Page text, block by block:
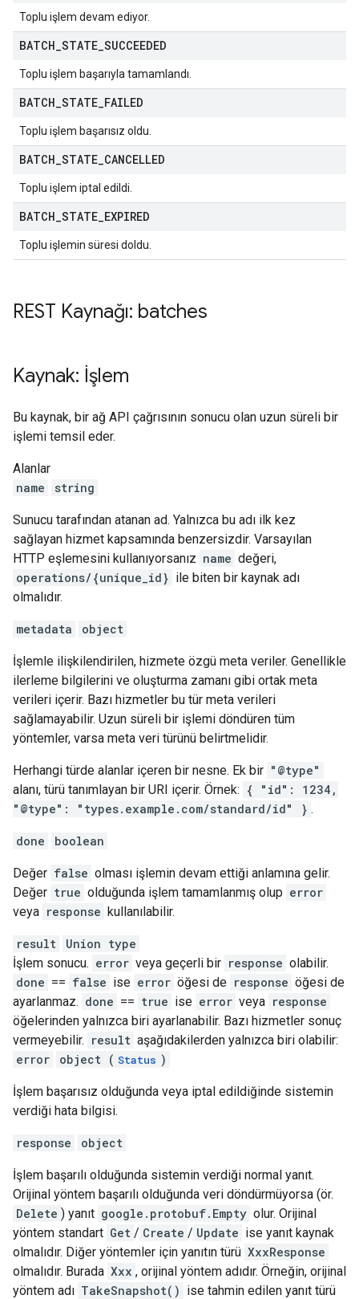
Toplu işlem devam ediyor.
BATCH STATE SUCCEEDED
Toplu işlem başarıyla tamamlandı.
BATCH STATE FAILED
Toplu işlem başarısız oldu.
BATCH STATE CANCELLED
Toplu işlem iptal edildi.
BATCH STATE EXPIRED
Toplu işlemin süresi doldu.
REST Kaynağı: batches
Kaynak: İşlem
Bu kaynak, bir ağ API çağrısının sonucu olan uzun süreli bir
işlemi temsil eder.
Alanlar
name
string
Sunucu tarafından atanan ad. Yalnızca bu adı ilk kez
sağlayan hizmet kapsamında benzersizdir. Varsayılan
HTTP eşlemesini kullanıyorsanız name değeri,
operations/{unique_id} ile biten bir kaynak adı
olmalıdır.
metadata object
İşlemle ilişkilendirilen, hizmete özgü meta veriler. Genellikle
ilerleme bilgilerini ve oluşturma zamanı gibi ortak meta
verileri içerir. Bazı hizmetler bu tür meta verileri
sağlamayabilir. Uzun süreli bir işlemi döndüren tüm
yöntemler, varsa meta veri türünü belirtmelidir.
Herhangi türde alanlar içeren bir nesne. Ek bir "@type"
alanı, türü tanımlayan bir URI içerir. Örnek: { "id": 1234,
"@type": "types.example.com/standard/id" } .
done boolean
Değer false olması işlemin devam ettiği anlamına gelir.
Değer true olduğunda işlem tamamlanmış olup error
veya response kullanılabilir.
result
Union type
İşlem sonucu. error veya geçerli bir response olabilir.
done == false ise error öğesi de response öğesi de
ayarlanmaz. done == true ise error veya response
öğelerinden yalnızca biri ayarlanabilir. Bazı hizmetler sonuç
vermeyebilir. result aşağıdakilerden yalnızca biri olabilir:
error
object ( Status )
İşlem başarısız olduğunda veya iptal edildiğinde sistemin
verdiği hata bilgisi.
response object
İşlem başarılı olduğunda sistemin verdiği normal yanıt.
Orijinal yöntem başarılı olduğunda veri döndürmüyorsa (ör.
Delete ) yanıt google.protobuf.Empty olur. Orijinal
yöntem standart Get / Create / Update ise yanıt kaynak
olmalıdır. Diğer yöntemler için yanıtın türü XxxResponse
olmalıdır. Burada Xxx , orijinal yöntem adıdır. Örneğin, orijinal
yöntem adı TakeSnapshot() ise tahmin edilen yanıt türü